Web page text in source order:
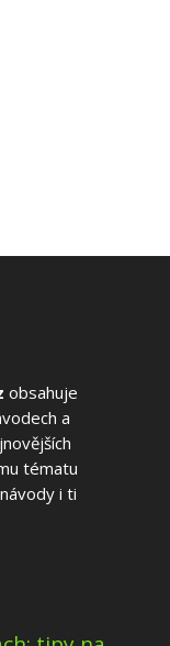
obsahuje
a
tématu
i ti